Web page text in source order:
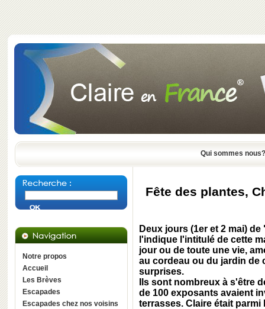
Qui sommes nous?
Notre propos
Accueil
Les Brèves
Escapades
Escapades chez nos voisins
Fête des plantes,
Deux jours (1er et 2 mai) de
l'indique l'intitulé de cette
jour ou de toute une vie,
au cordeau ou du jardin de
surprises.
Ils sont nombreux à s'être
de 100 exposants avaient
terrasses. Claire était parmi